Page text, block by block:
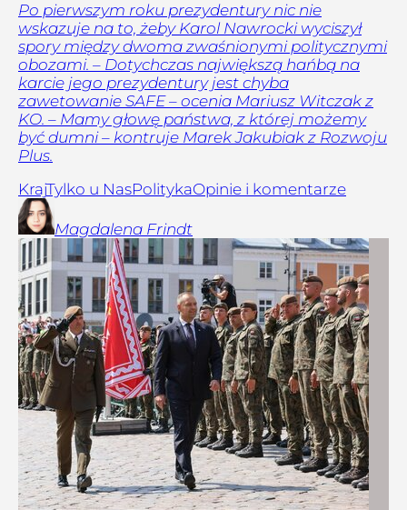
Po pierwszym roku prezydentury nic nie
wskazuje na to, żeby Karol Nawrocki wyciszył
spory między dwoma zwaśnionymi politycznymi
obozami. – Dotychczas największą hańbą na
karcie jego prezydentury jest chyba
zawetowanie SAFE – ocenia Mariusz Witczak z
KO. – Mamy głowę państwa, z której możemy
być dumni – kontruje Marek Jakubiak z Rozwoju
Plus.
KrajTylko u NasPolitykaOpinie i komentarze
Magdalena Frindt